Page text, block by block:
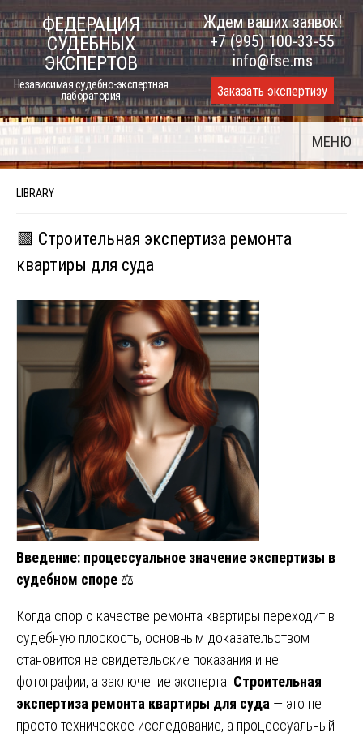
Skip
to
content
ФЕДЕРАЦИЯ
СУДЕБНЫХ
ЭКСПЕРТОВ
Независимая судебно-экспертная
лаборатория
Ждем ваших заявок!
+7 (995) 100-33-55
info@fse.ms
Заказать экспертизу
МЕНЮ
LIBRARY
🟩 Строительная экспертиза ремонта
квартиры для суда
Введение: процессуальное значение экспертизы в
судебном споре ⚖️
Когда спор о качестве ремонта квартиры переходит в
судебную плоскость, основным доказательством
становится не свидетельские показания и не
фотографии, а заключение эксперта. Строительная
экспертиза ремонта квартиры для суда — это не
просто техническое исследование, а процессуальный